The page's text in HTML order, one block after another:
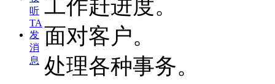
听
TA
发
消
息
工作赶进度。
面对客户。
处理各种事务。